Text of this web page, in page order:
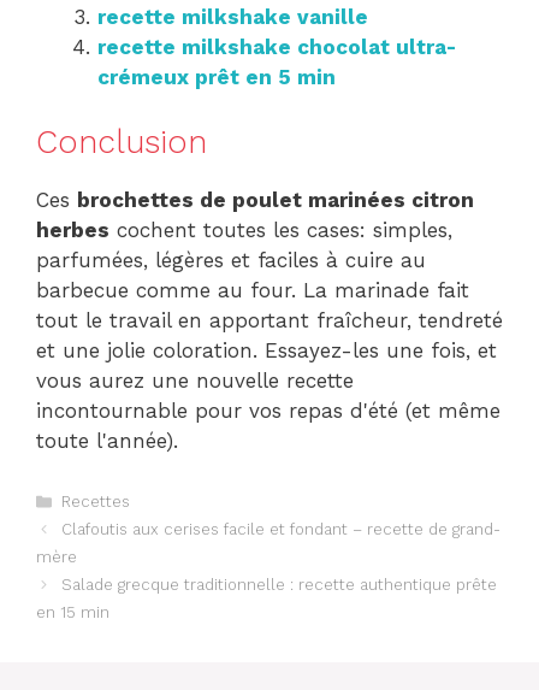
recette milkshake vanille
recette milkshake chocolat ultra-
crémeux prêt en 5 min
Conclusion
Ces brochettes de poulet marinées citron
herbes cochent toutes les cases: simples,
parfumées, légères et faciles à cuire au
barbecue comme au four. La marinade fait
tout le travail en apportant fraîcheur, tendreté
et une jolie coloration. Essayez-les une fois, et
vous aurez une nouvelle recette
incontournable pour vos repas d'été (et même
toute l'année).
Catégories
Recettes
Clafoutis aux cerises facile et fondant – recette de grand-
mère
Salade grecque traditionnelle : recette authentique prête
en 15 min